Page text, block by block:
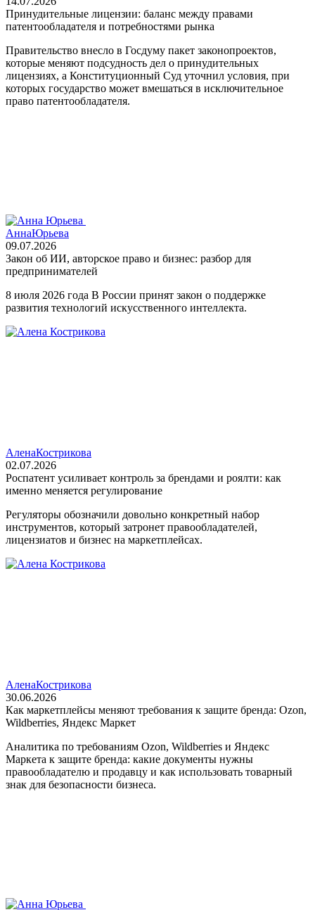
Принудительные лицензии: баланс между правами
патентообладателя и потребностями рынка
Правительство внесло в Госдуму пакет законопроектов,
которые меняют подсудность дел о принудительных
лицензиях, а Конституционный Суд уточнил условия, при
которых государство может вмешаться в исключительное
право патентообладателя.
АннаЮрьева
09.07.2026
Закон об ИИ, авторское право и бизнес: разбор для
предпринимателей
8 июля 2026 года В России принят закон о поддержке
развития технологий искусственного интеллекта.
АленаКострикова
02.07.2026
Роспатент усиливает контроль за брендами и роялти: как
именно меняется регулирование
Регуляторы обозначили довольно конкретный набор
инструментов, который затронет правообладателей,
лицензиатов и бизнес на маркетплейсах.
АленаКострикова
30.06.2026
Как маркетплейсы меняют требования к защите бренда: Ozon,
Wildberries, Яндекс Маркет
Аналитика по требованиям Ozon, Wildberries и Яндекс
Маркета к защите бренда: какие документы нужны
правообладателю и продавцу и как использовать товарный
знак для безопасности бизнеса.